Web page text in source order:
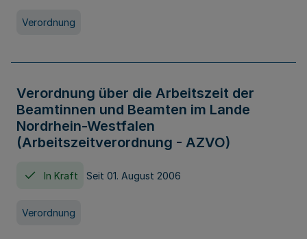
Verordnung
Verordnung über die Arbeitszeit der
Beamtinnen und Beamten im Lande
Nordrhein-Westfalen
(Arbeitszeitverordnung - AZVO)
In Kraft Seit 01. August 2006
Verordnung